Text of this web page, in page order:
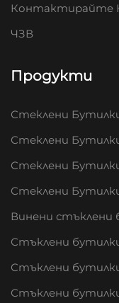
Контактирайте
ЧЗВ
Продукти
Стеклени
Стеклени
Стеклени
Стеклени
Винени стъклени
Стъклени
Стъклени
Стъклени